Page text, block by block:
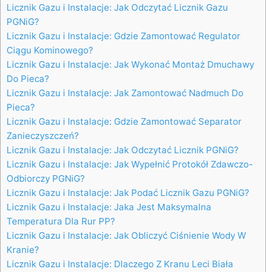
Licznik Gazu i Instalacje: Jak Odczytać Licznik Gazu
PGNiG?
Licznik Gazu i Instalacje: Gdzie Zamontować Regulator
Ciągu Kominowego?
Licznik Gazu i Instalacje: Jak Wykonać Montaż Dmuchawy
Do Pieca?
Licznik Gazu i Instalacje: Jak Zamontować Nadmuch Do
Pieca?
Licznik Gazu i Instalacje: Gdzie Zamontować Separator
Zanieczyszczeń?
Licznik Gazu i Instalacje: Jak Odczytać Licznik PGNiG?
Licznik Gazu i Instalacje: Jak Wypełnić Protokół Zdawczo-
Odbiorczy PGNiG?
Licznik Gazu i Instalacje: Jak Podać Licznik Gazu PGNiG?
Licznik Gazu i Instalacje: Jaka Jest Maksymalna
Temperatura Dla Rur PP?
Licznik Gazu i Instalacje: Jak Obliczyć Ciśnienie Wody W
Kranie?
Licznik Gazu i Instalacje: Dlaczego Z Kranu Leci Biała